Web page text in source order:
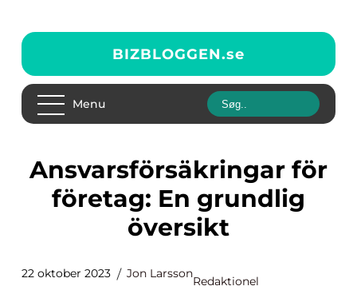
BIZBLOGGEN.se
Menu
Ansvarsförsäkringar för
företag: En grundlig
översikt
22 oktober 2023 Jon Larsson
Redaktionel